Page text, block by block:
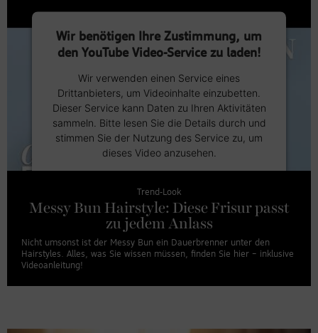
Wir benötigen Ihre Zustimmung, um
den YouTube Video-Service zu laden!
Wir verwenden einen Service eines
Drittanbieters, um Videoinhalte einzubetten.
Dieser Service kann Daten zu Ihren Aktivitäten
sammeln. Bitte lesen Sie die Details durch und
stimmen Sie der Nutzung des Service zu, um
dieses Video anzusehen.
Mehr Informationen
Akzeptieren
Trend-Look
Messy Bun Hairstyle: Diese Frisur passt
zu jedem Anlass
Nicht umsonst ist der Messy Bun ein Dauerbrenner unter den
Hairstyles. Alles, was Sie wissen müssen, finden Sie hier – inklusive
Videoanleitung!